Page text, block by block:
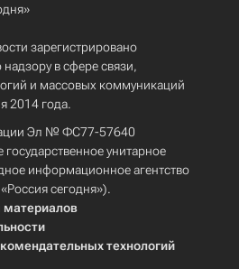
зарегистрировано
в сфере связи,
и массовых коммуникаций
2014 года.
Эл № ФС77-57640
унитарное
информационное агентство
сегодня»).
материалов
технологий